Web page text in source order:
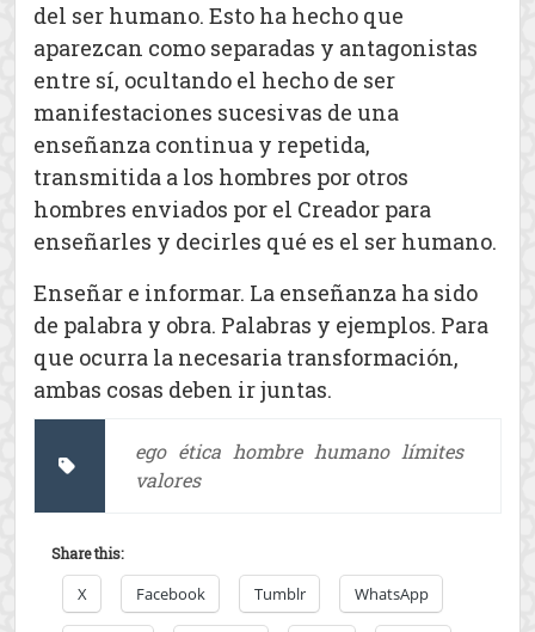
del ser humano. Esto ha hecho que
aparezcan como separadas y antagonistas
entre sí, ocultando el hecho de ser
manifestaciones sucesivas de una
enseñanza continua y repetida,
transmitida a los hombres por otros
hombres enviados por el Creador para
enseñarles y decirles qué es el ser humano.
Enseñar e informar. La enseñanza ha sido
de palabra y obra. Palabras y ejemplos. Para
que ocurra la necesaria transformación,
ambas cosas deben ir juntas.
ego ética hombre humano límites
valores
Share this:
X Facebook Tumblr WhatsApp